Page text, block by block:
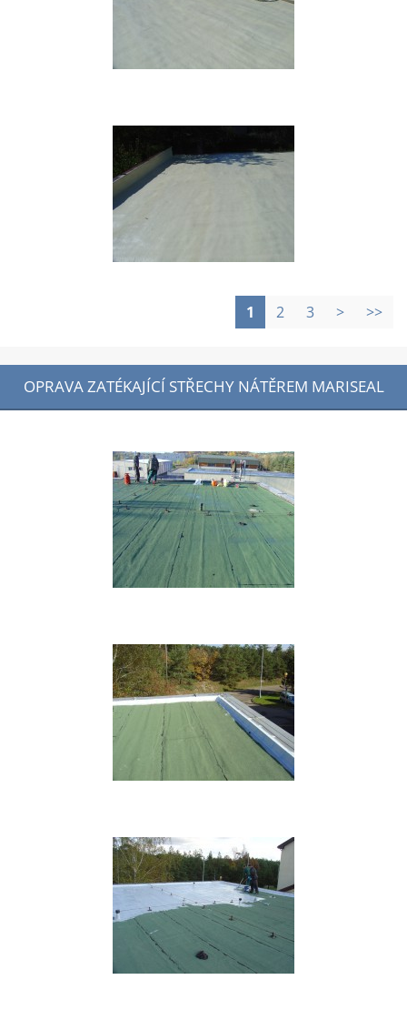
1 2 3 > >>
OPRAVA ZATÉKAJÍCÍ STŘECHY NÁTĚREM MARISEAL